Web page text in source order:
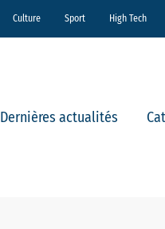
Culture Sport High Tech
Dernières actualités